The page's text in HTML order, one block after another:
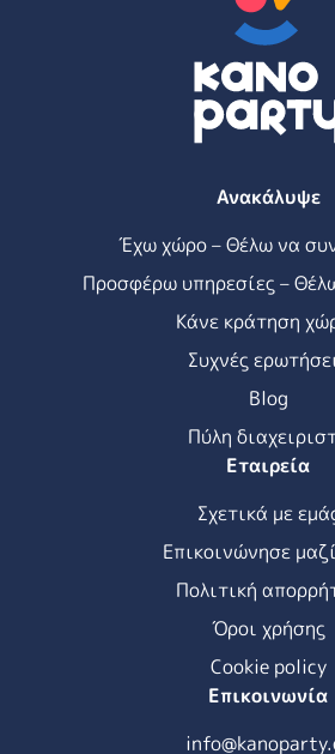
Ανακάλυψε
Έχω χώρο – Θέλω να
Προσφέρω υπηρεσίες –
Κάνε κράτηση
Συχνές
Blog
Πύλη
Εταιρεία
Σχετικά με
Επικοινώνησε
Πολιτική
Όροι χρήσης
Cookie policy
Επικοινωνία